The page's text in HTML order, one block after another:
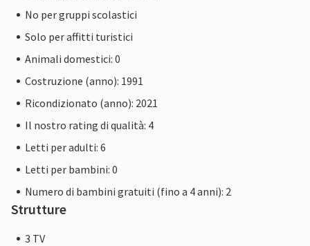
No per gruppi scolastici
Solo per affitti turistici
Animali domestici: 0
Costruzione (anno): 1991
Ricondizionato (anno): 2021
Il nostro rating di qualità: 4
Letti per adulti: 6
Letti per bambini: 0
Numero di bambini gratuiti (fino a 4 anni): 2
Strutture
3 TV